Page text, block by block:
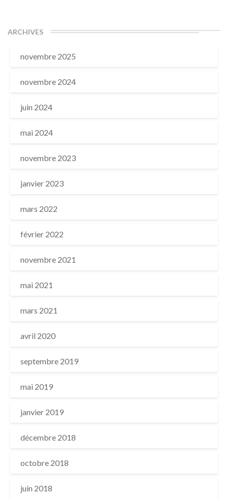
ARCHIVES
novembre 2025
novembre 2024
juin 2024
mai 2024
novembre 2023
janvier 2023
mars 2022
février 2022
novembre 2021
mai 2021
mars 2021
avril 2020
septembre 2019
mai 2019
janvier 2019
décembre 2018
octobre 2018
juin 2018